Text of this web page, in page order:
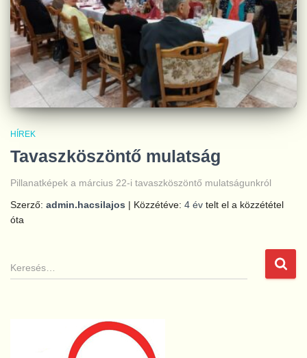
HÍREK
Tavaszköszöntő mulatság
Pillanatképek a március 22-i tavaszköszöntő mulatságunkról
Szerző: admin.hacsilajos | Közzétéve: 4 év telt el a közzététel
óta
K
e